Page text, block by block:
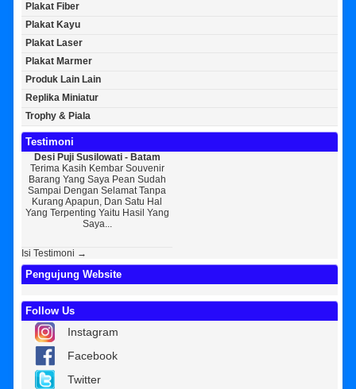
Plakat Fiber
Plakat Kayu
Plakat Laser
Plakat Marmer
Produk Lain Lain
Replika Miniatur
Trophy & Piala
Testimoni
Desi Puji Susilowati - Batam
Terima Kasih Kembar Souvenir
Barang Yang Saya Pean Sudah
Sampai Dengan Selamat Tanpa
Kurang Apapun, Dan Satu Hal
Yang Terpenting Yaitu Hasil Yang
Saya...
Isi Testimoni →
Pengujung Website
Follow Us
Instagram
Facebook
Twitter